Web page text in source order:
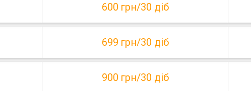
600 грн/30 діб
699 грн/30 діб
900 грн/30 діб